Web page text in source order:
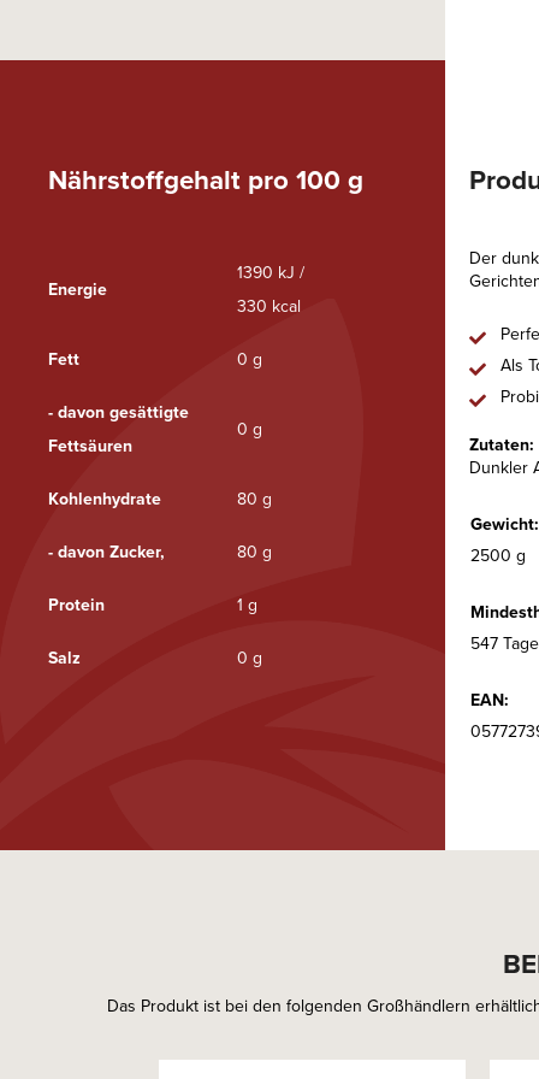
Nährstoffgehalt pro 100 g
Energie
1390 kJ /
330 kcal
Fett 0 g
- davon gesättigte
Fettsäuren
0 g
Kohlenhydrate 80 g
- davon Zucker, 80 g
Protein 1 g
Salz 0 g
Der
Als
Zutaten:
Dunkler
Gewicht:
2500 g
547
EAN:
Das Produkt ist bei den folgenden Großhändlern